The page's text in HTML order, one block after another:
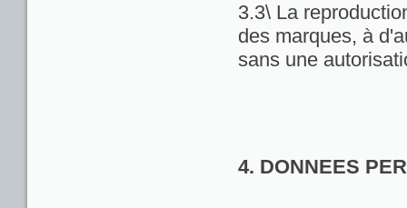
3.3\ La
des marques, à
sans une
4. DONNEES